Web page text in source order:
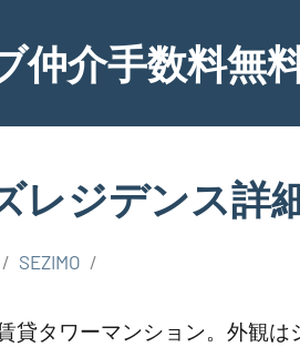
仲介手数料無
レジデンス詳
SEZIMO
貸タワーマンション。外観